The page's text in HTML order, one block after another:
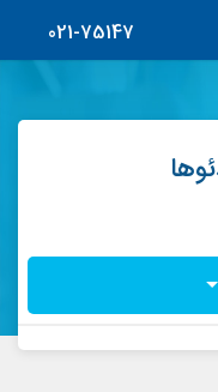
021-75147